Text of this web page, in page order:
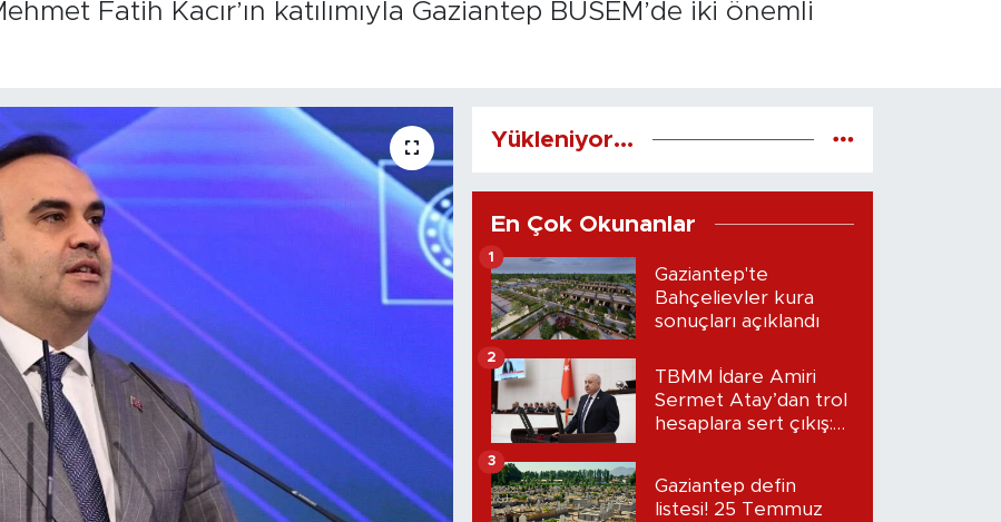
Fatih Kacır’ın katılımıyla Gaziantep BÜSEM’de iki önemli
Yükleniyor...
En Çok Okunanlar
Gaziantep'te
Bahçelievler kura
sonuçları açıklandı
1
TBMM İdare Amiri
Sermet Atay’dan trol
hesaplara sert çıkış:
2
Gaziantep defin
listesi! 25 Temmuz
3